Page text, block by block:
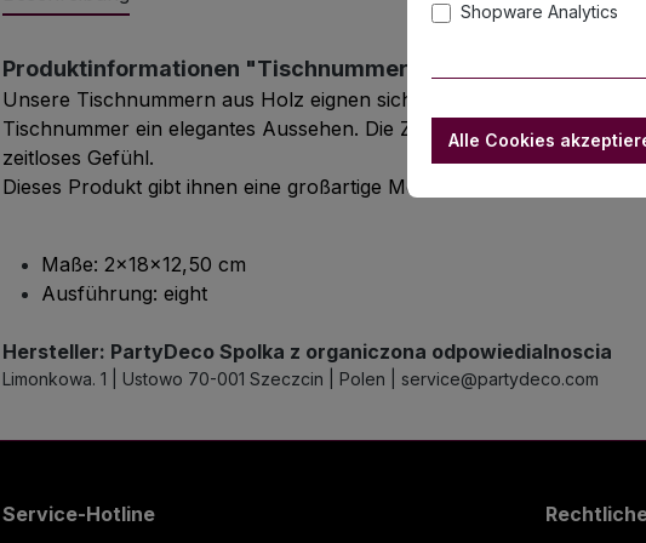
Produktinformationen "Tischnummer aus Holz (eight)
Unsere Tischnummern aus Holz eignen sich perfekt, um Ihrer
Tischnummer ein elegantes Aussehen. Die Zahl acht ist in Weiß auf
zeitloses Gefühl.
Dieses Produkt gibt ihnen eine großartige Möglichkeit, das Ambiente
Maße: 2x18x12,50 cm
Ausführung: eight
Hersteller: PartyDeco Spolka z organiczona odpowiedialnoscia
Limonkowa. 1 | Ustowo 70-001 Szeczcin | Polen | service@partydeco.com
Service-Hotline
Shopware Analytics
Alle Cookies